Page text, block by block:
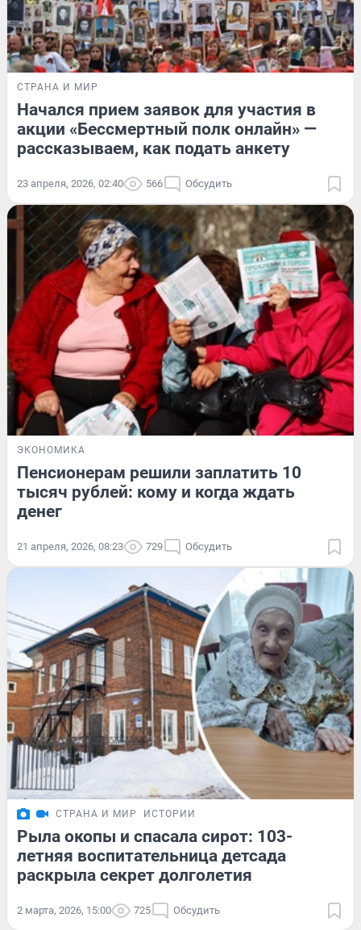
СТРАНА И МИР
Начался прием заявок для участия в
акции «Бессмертный полк онлайн» —
рассказываем, как подать анкету
23 апреля, 2026, 02:40 566 Обсудить
ЭКОНОМИКА
Пенсионерам решили заплатить 10
тысяч рублей: кому и когда ждать
денег
21 апреля, 2026, 08:23 729 Обсудить
СТРАНА И МИР ИСТОРИИ
Рыла окопы и спасала сирот: 103-
летняя воспитательница детсада
раскрыла секрет долголетия
2 марта, 2026, 15:00 725 Обсудить